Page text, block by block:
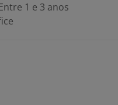
1 e 3 anos